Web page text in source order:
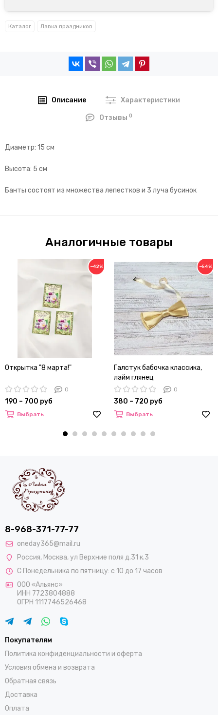
Каталог Лавка праздников
Описание Характеристики
Отзывы0
Диаметр: 15 см
Высота: 5 см
Банты состоят из множества лепестков и 3 луча бусинок
Аналогичные товары
−42%
Открытка "8 марта!"
0
190 – 700 руб
Выбрать
−54%
Галстук бабочка классика,
лайм глянец
0
380 – 720 руб
Выбрать
8-968-371-77-77
oneday365@mail.ru
Россия, Москва,ул Верхние поля д.31 к.3
С Понедельника по пятницу: с 10 до 17 часов
ООО «Альянс»
ИНН 7723804888
ОГРН 1117746526468
Покупателям
Политика конфиденциальности и оферта
Условия обмена и возврата
Обратная связь
Доставка
Оплата